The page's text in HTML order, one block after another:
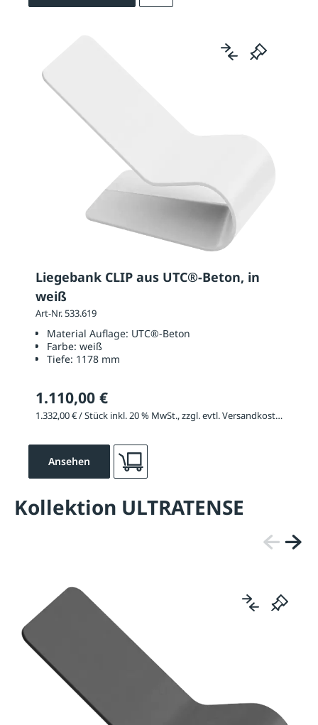
Liegebank CLIP aus UTC®-Beton, in
weiß
Art-Nr. 533.619
Material Auflage: UTC®-Beton
Farbe: weiß
Tiefe: 1178 mm
1.110,00 €
1.332,00 € / Stück inkl. 20 % MwSt., zzgl. evtl. Versandkosten
Ansehen
Kollektion ULTRATENSE